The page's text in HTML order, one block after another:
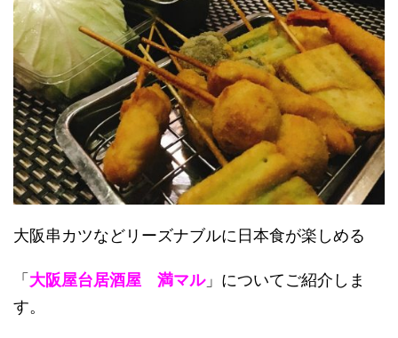
大阪串カツなどリーズナブルに日本食が楽しめる
「 大阪屋台居酒屋 満マル」についてご紹介しま
す。